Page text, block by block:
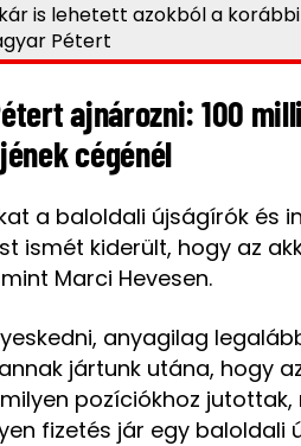
is lehetett azokból a
Pétert
ajnározni: 100
cégénél
a baloldali újságírók és
ismét kiderült, hogy az
Marci Hevesen.
anyagilag
annak jártunk utána, hogy
pozíciókhoz
fizetés jár egy baloldali